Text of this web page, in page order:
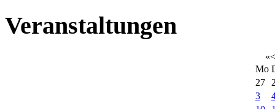
Veranstaltungen
«<
Mo
27
3